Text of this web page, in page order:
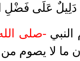
دَلِيلٌ عَلَى فَضْلِ
النبي-صلى
ما لا يصوم